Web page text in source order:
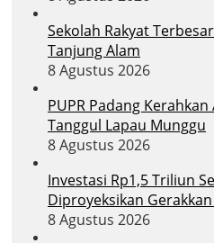
Sekolah Rakyat
Tanjung Alam
8 Agustus 2026
PUPR Padang
Tanggul Lapau Munggu
8 Agustus 2026
Investasi Rp1,5 Triliun
Diproyeksikan
8 Agustus 2026